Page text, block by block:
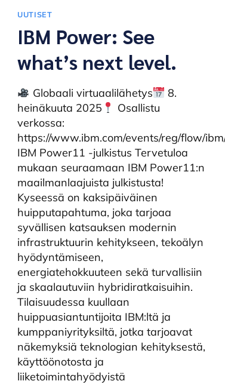
UUTISET
IBM Power: See
what’s next level.
Globaali virtuaalilähetys
8.
heinäkuuta 2025
Osallistu
verkossa:
https://www.ibm.com/events/reg/flow/
IBM Power11 -julkistus Tervetuloa
mukaan seuraamaan IBM Power11:n
maailmanlaajuista julkistusta!
Kyseessä on kaksipäiväinen
huipputapahtuma, joka tarjoaa
syvällisen katsauksen modernin
infrastruktuurin kehitykseen, tekoälyn
hyödyntämiseen,
energiatehokkuuteen sekä turvallisiin
ja skaalautuviin hybridiratkaisuihin.
Tilaisuudessa kuullaan
huippuasiantuntijoita IBM:ltä ja
kumppaniyrityksiltä, jotka tarjoavat
näkemyksiä teknologian kehityksestä,
käyttöönotosta ja
liiketoimintahyödyistä